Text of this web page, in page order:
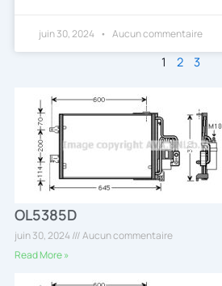
juin 30, 2024 Aucun commentaire
1 2 3
OL5385D
juin 30, 2024
Aucun commentaire
Read More »